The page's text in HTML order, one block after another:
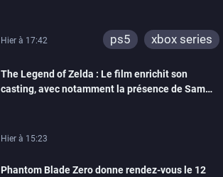
Hier à 17:42 ps5 xbox series
The Legend of Zelda : Le film enrichit son
casting, avec notamment la présence de Sam
Hier à 15:23
Phantom Blade Zero donne rendez-vous le 12